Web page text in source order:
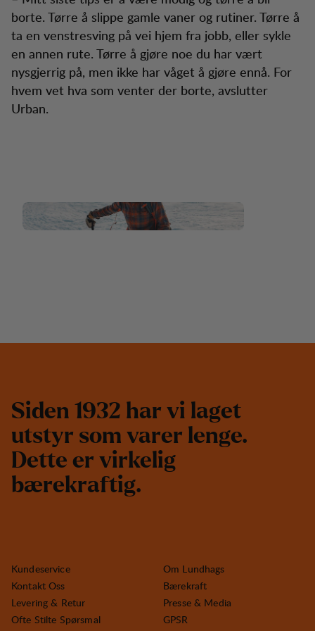
borte. Tørre å slippe gamle vaner og rutiner. Tørre å
ta en venstresving på vei hjem fra jobb, eller sykle
en annen rute. Tørre å gjøre noe du har vært
nysgjerrig på, men ikke har våget å gjøre ennå. For
hvem vet hva som venter der borte, avslutter
Urban.
Siden 1932 har vi laget
utstyr som varer lenge.
Dette er virkelig
bærekraftig.
Kundeservice
Kontakt Oss
Levering & Retur
Ofte Stilte Spørsmal
Om Lundhags
Bærekraft
Presse & Media
GPSR